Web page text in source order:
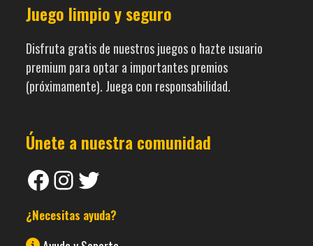
Juego limpio y seguro
Disfruta gratis de nuestros juegos o hazte usuario
premium para optar a importantes premios
(próximamente). Juega con responsabilidad.
Únete a nuestra comunidad
FacebookInstagramTwitter
¿Necesitas ayuda?